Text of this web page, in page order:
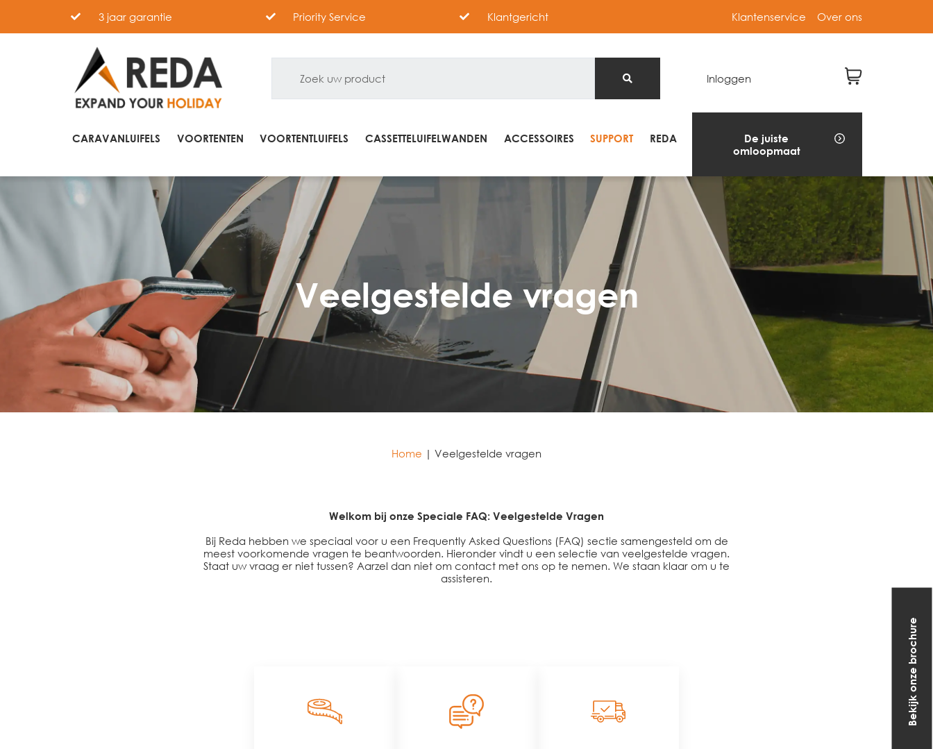
3 jaar garantie Priority Service Klantgericht Klantenservice Over ons
Inloggen
CARAVANLUIFELS VOORTENTEN VOORTENTLUIFELS CASSETTELUIFELWANDEN ACCESSOIRES SUPPORT REDA
De juiste
omloopmaat
Veelgestelde vragen
Home | Veelgestelde vragen
Welkom bij onze Speciale FAQ: Veelgestelde Vragen
Bij Reda hebben we speciaal voor u een Frequently Asked Questions (FAQ) sectie samengesteld om de
meest voorkomende vragen te beantwoorden. Hieronder vindt u een selectie van veelgestelde vragen.
Staat uw vraag er niet tussen? Aarzel dan niet om contact met ons op te nemen. We staan klaar om u te
assisteren.
Bekijk onze brochure